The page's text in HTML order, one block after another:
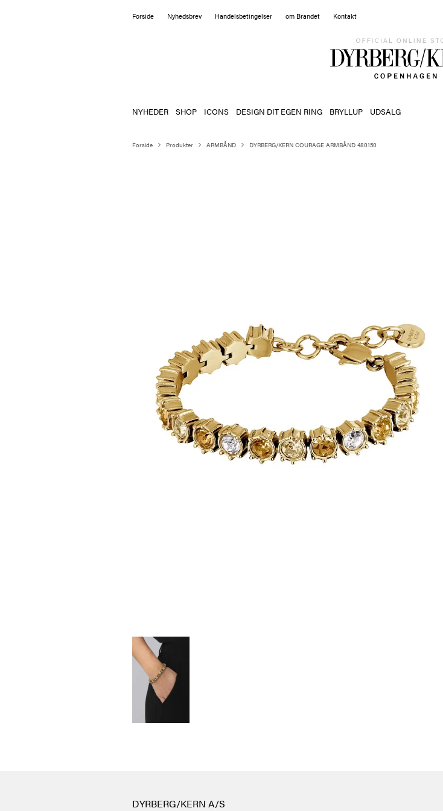
Forside Nyhedsbrev Handelsbetingelser om Brandet Kontakt
NYHEDER SHOP ICONS DESIGN DIT EGEN RING BRYLLUP UDSALG
Forside Produkter ARMBÅND DYRBERG/KERN COURAGE ARMBÅND 480150
DYRBERG/KERN A/S